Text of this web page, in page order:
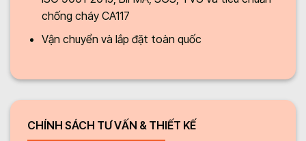
chống cháy CA117
Vận chuyển và lắp đặt toàn quốc
CHÍNH SÁCH TƯ VẤN & THIẾT KẾ